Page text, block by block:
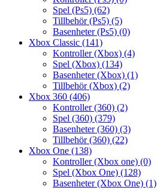
Spel (Ps5) (62)
Tillbehör (Ps5) (5)
Basenheter (Ps5) (0)
Xbox Classic (141)
Kontroller (Xbox) (4)
Spel (Xbox) (134)
Basenheter (Xbox) (1)
Tillbehör (Xbox) (2)
Xbox 360 (406)
Kontroller (360) (2)
Spel (360) (379)
Basenheter (360) (3)
Tillbehör (360) (22)
Xbox One (138)
Kontroller (Xbox one) (0)
Spel (Xbox One) (128)
Basenheter (Xbox One) (1)